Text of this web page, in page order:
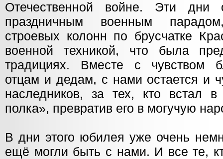
Отечественной войне. Эти дни
праздничным военным
строевых колонн по брусчатке
военной техникой, что была
традициях. Вместе с чувством
отцам и дедам, с нами остается и
наследников, за тех, кто встал
полка», превратив его в могучую
В дни этого юбилея уже очень
ещё могли быть с нами. И все те,